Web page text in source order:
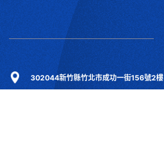
302044新竹縣竹北市成功一街156號2樓